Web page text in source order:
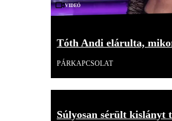
Videó
Tóth Andi elárulta,
PÁRKAPCSOLAT
Súlyosan sérült kislányt